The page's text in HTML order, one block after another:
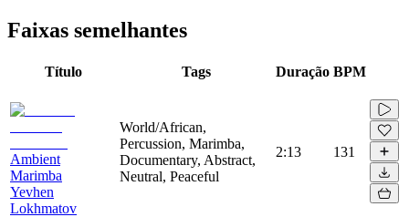
Faixas semelhantes
Título Tags Duração BPM
Ambient
Marimba
Yevhen
Lokhmatov
World/African,
Percussion, Marimba,
Documentary, Abstract,
Neutral, Peaceful
2:13 131